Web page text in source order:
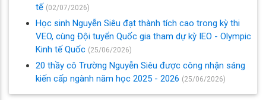
tế (02/07/2026)
Học sinh Nguyễn Siêu đạt thành tích cao trong kỳ thi
VEO, cùng Đội tuyển Quốc gia tham dự kỳ IEO - Olympic
Kinh tế Quốc (25/06/2026)
20 thầy cô Trường Nguyễn Siêu được công nhận sáng
kiến cấp ngành năm học 2025 - 2026 (25/06/2026)